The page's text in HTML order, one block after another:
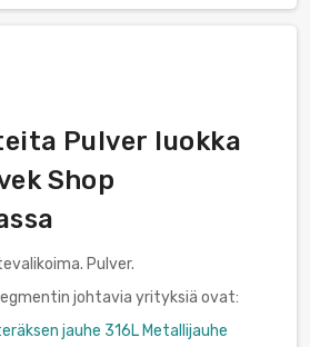
Pulver luokka
Shop
Pulver.
johtavia yrityksiä ovat:
jauhe 316L Metallijauhe